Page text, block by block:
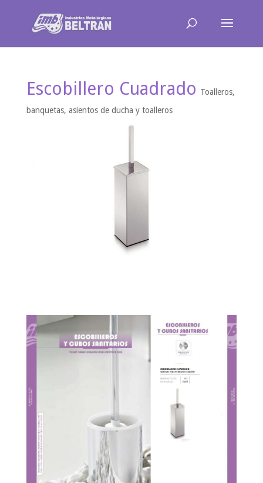
Escobillero Cuadrado Toalleros,
banquetas, asientos de ducha y toalleros